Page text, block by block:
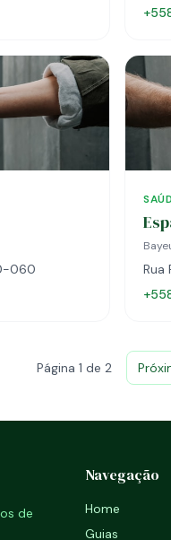
060
Rua
Página 1 de 2
de
Navegação
Home
Guias